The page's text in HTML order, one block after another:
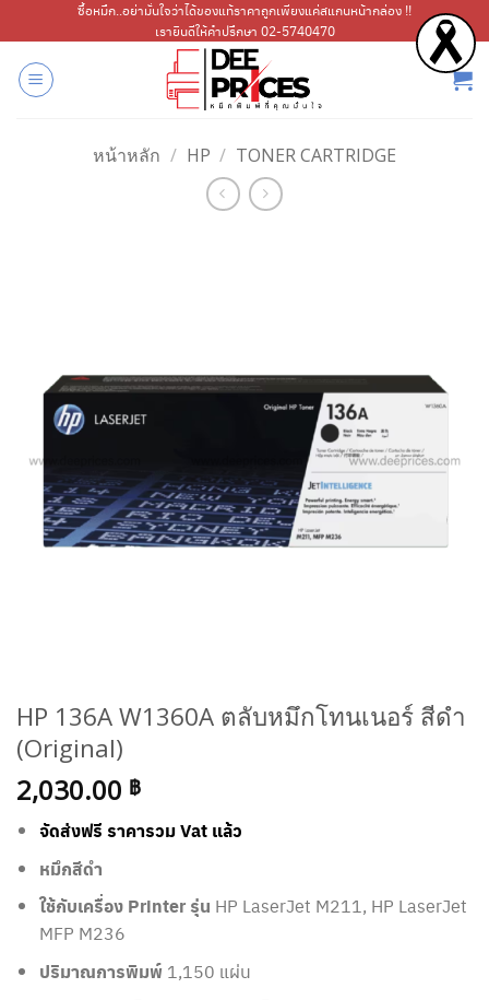
ไป
เนื้อหา
ซื้อหมึก..อย่ามั่นใจว่าได้ของแท้ราคาถูกเพียงแค่สแกนหน้ากล่อง !!
เรายินดีให้คำปรึกษา 02-5740470
หน้าหลัก / HP / TONER CARTRIDGE
HP 136A W1360A ตลับหมึกโทนเนอร์ สีดำ
(Original)
2,030.00 ฿
จัดส่งฟรี ราคารวม Vat แล้ว
หมึกสีดำ
ใช้กับเครื่อง Printer รุ่น HP LaserJet M211, HP LaserJet
MFP M236
ปริมาณการพิมพ์1,150 แผ่น